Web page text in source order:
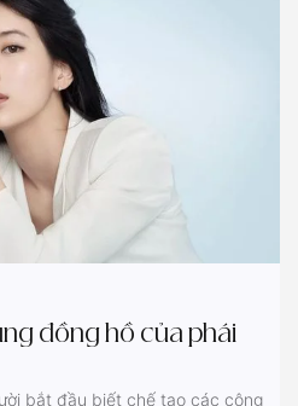
đồng hồ của phái
bắt đầu biết chế tạo các công